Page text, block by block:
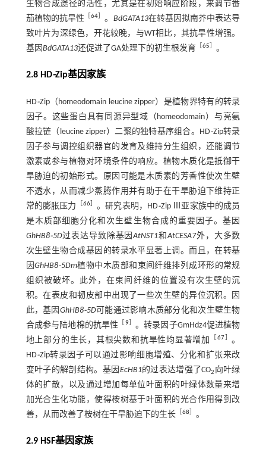
生物合成途径的活性，尤其是在初始响应阶段，来调节番
茄植物的抗旱性 ［64 。 BdGATA13在转基因拟南芥中表达导
致叶片为深绿色，开花较晚，与WT相比，其抗旱性增强。
基因BdGATA13还促进了GA处理下的初生根发育［ 65 。
2.8 HD⁃Zip基因家族
HD⁃Zip（homeodomain leucine zipper）是植物界特有的转录
因子。这些蛋白具有同源异型域（homeodomain）与亮氨
酸拉链（leucine zipper）二聚的独特基序组合。HD⁃Zip转录
因子参与调控组织器官的发育及维持分生组织，还能调节
激素或参与植物对环境条件的响应。植物木质化是抵御干
旱胁迫的初始形式。原因可能是木质素的芳香性使次生壁
不透水，从而减少蒸腾作用并有助于在干旱胁迫下维持正
常的膨胀压力
66］ 。研究表明，HD⁃Zip Ⅲ亚家族中的成员
是木质部细胞分化和次生壁生物合成的重要因子。基因
GhHB8⁃5D过表达导致除基因AtNST1和AtCESA7外，大多数
次生壁生物合成基因的转录水平显著上调。而且，在转基
因GhHB8⁃5Dm植物中木质部和束间纤维排列成环形的常规
组织被破坏。此外，在束间纤维的位置没有次生壁的沉
积。在表皮和韧皮部中出现了一些次生壁的异位沉积。因
此，基因 GhHB8⁃5D可能通过影响木质部分化和次生壁生物
合成参与陆地棉的抗旱性
9］ 。转录因子GmHdz4促进植物
地上部分的生长，其根尖数和抗旱性均显著增加
67］ 。
HD⁃Zip转录因子可以通过影响细胞增殖、分化和扩张来改
变叶子的解剖结构。基因 EcHB1的过表达增强了CO2 向叶绿
体的扩散，以及通过增加每单位叶面积的叶绿体数量来增
加光合生化功能，使得桉树基于叶面积的光合作用得到改
善，从而改善了桉树在干旱胁迫下的生长［ 68 。
2.9 HSF基因家族